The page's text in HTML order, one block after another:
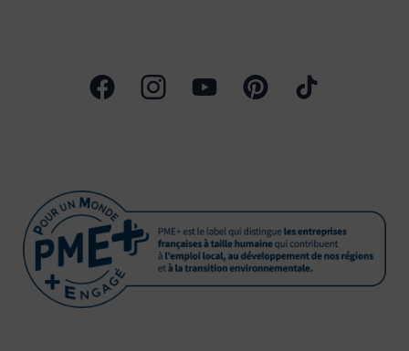
Page FacebookProfil InstagramChaîne Youtube
Profil PinterestProfil TikTok